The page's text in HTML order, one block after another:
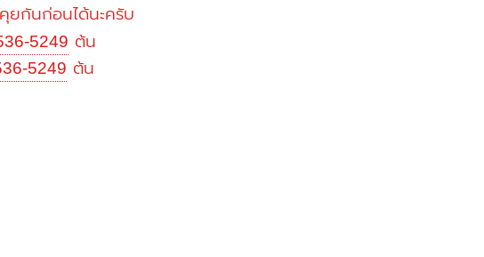
ยกันก่อนได้นะครับ
5249 ต้น
5249 ต้น